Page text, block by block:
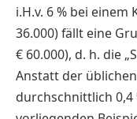
i.H.v. 6 % bei einem
36.000) fällt eine
€ 60.000), d. h. die
Anstatt der
durchschnittlich 0,4